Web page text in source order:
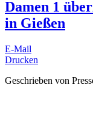
Damen 1
in Gießen
E-Mail
Drucken
Geschrieben von